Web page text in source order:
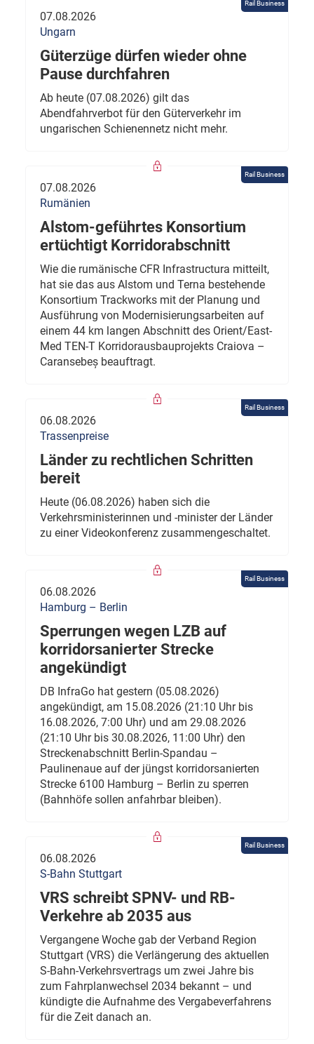
Rail Business
07.08.2026
Ungarn
Güterzüge dürfen wieder ohne
Pause durchfahren
Ab heute (07.08.2026) gilt das
Abendfahrverbot für den Güterverkehr im
ungarischen Schienennetz nicht mehr.
Rail Business
07.08.2026
Rumänien
Alstom-geführtes Konsortium
ertüchtigt Korridorabschnitt
Wie die rumänische CFR Infrastructura mitteilt,
hat sie das aus Alstom und Terna bestehende
Konsortium Trackworks mit der Planung und
Ausführung von Modernisierungsarbeiten auf
einem 44 km langen Abschnitt des Orient/East-
Med TEN-T Korridorausbauprojekts Craiova –
Caransebeș beauftragt.
Rail Business
06.08.2026
Trassenpreise
Länder zu rechtlichen Schritten
bereit
Heute (06.08.2026) haben sich die
Verkehrsministerinnen und -minister der Länder
zu einer Videokonferenz zusammengeschaltet.
Rail Business
06.08.2026
Hamburg – Berlin
Sperrungen wegen LZB auf
korridorsanierter Strecke
angekündigt
DB InfraGo hat gestern (05.08.2026)
angekündigt, am 15.08.2026 (21:10 Uhr bis
16.08.2026, 7:00 Uhr) und am 29.08.2026
(21:10 Uhr bis 30.08.2026, 11:00 Uhr) den
Streckenabschnitt Berlin-Spandau –
Paulinenaue auf der jüngst korridorsanierten
Strecke 6100 Hamburg – Berlin zu sperren
(Bahnhöfe sollen anfahrbar bleiben).
Rail Business
06.08.2026
S-Bahn Stuttgart
VRS schreibt SPNV- und RB-
Verkehre ab 2035 aus
Vergangene Woche gab der Verband Region
Stuttgart (VRS) die Verlängerung des aktuellen
S-Bahn-Verkehrsvertrags um zwei Jahre bis
zum Fahrplanwechsel 2034 bekannt – und
kündigte die Aufnahme des Vergabeverfahrens
für die Zeit danach an.